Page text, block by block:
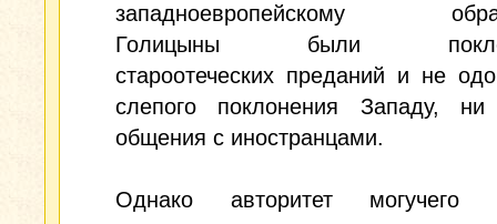
западноевропейскому
Голицыны были
староотеческих преданий и не
слепого поклонения Западу, ни
общения с иностранцами.
Однако авторитет могучего